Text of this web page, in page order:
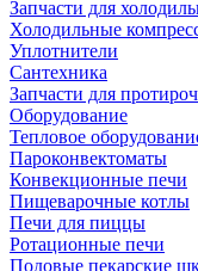
Запчасти для
Холодильные
Уплотнители
Сантехника
Запчасти для
Оборудование
Тепловое
Пароконвектоматы
Конвекционные печи
Пищеварочные котлы
Печи для пиццы
Ротационные печи
Подовые пекарские